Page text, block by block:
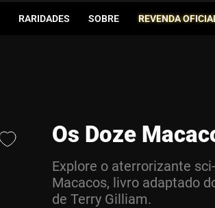
RARIDADES SOBRE REVENDA
Os Doze
Explore o aterrorizante
Macacos, livro adaptado
de Terry Gilliam.